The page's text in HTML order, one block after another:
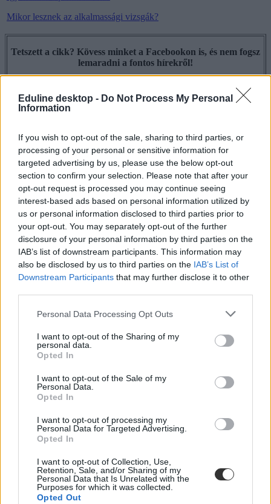
Eduline desktop - Do Not Process My Personal
Information
If you wish to opt-out of the sale, sharing to third parties, or
processing of your personal or sensitive information for
targeted advertising by us, please use the below opt-out
section to confirm your selection. Please note that after your
opt-out request is processed you may continue seeing
interest-based ads based on personal information utilized by
us or personal information disclosed to third parties prior to
your opt-out. You may separately opt-out of the further
disclosure of your personal information by third parties on the
IAB’s list of downstream participants. This information may
also be disclosed by us to third parties on the IAB’s List of
Downstream Participants that may further disclose it to other
Personal Data Processing Opt Outs
I want to opt-out of the Sharing of my
personal data.
Opted In
I want to opt-out of the Sale of my
Personal Data.
Opted In
I want to opt-out of processing my
Personal Data for Targeted Advertising.
Opted In
I want to opt-out of Collection, Use,
Retention, Sale, and/or Sharing of my
Personal Data that Is Unrelated with the
Purposes for which it was collected.
Opted Out
Mikor lesznek az alkalmassági vizsgák?
Tetszett a cikk? Kövess minket a Facebookon is, és nem fogsz
lemaradni a fontos hírekről!
e-felvételi
ombudsman
alapvető jogok biztosa
felvételi 2015
felsőoktatási felvételi 2015
Hozzászólások
Több mint kétszer annyi diák jutott be a
felsőoktatásba, mint ahány kollégiumi férőhely
összesen van
Nemcsak abban vannak jelentős különbségek az egyetemek között,
sem egységes. Míg a BME-n 100 újonnan felvett egyetemistára 76
férőhely jut, a BGE-n mindössze 16, a legolcsóbb havi kollégiumi
díjak pedig 9300 és 25 500 forint között mozognak a vizsgált
mennyit kell fizetni, és mi alapján dől el, hogy ki költözhet be.
Felsőoktatás
Dolgoznának az egyetem mellett, mégsem
vállalhatnak diákmunkát – több mint százezer